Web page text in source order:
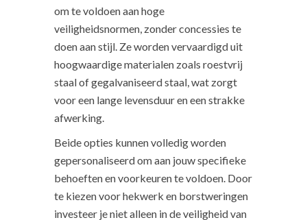
om te voldoen aan hoge
veiligheidsnormen, zonder concessies te
doen aan stijl. Ze worden vervaardigd uit
hoogwaardige materialen zoals roestvrij
staal of gegalvaniseerd staal, wat zorgt
voor een lange levensduur en een strakke
afwerking.
Beide opties kunnen volledig worden
gepersonaliseerd om aan jouw specifieke
behoeften en voorkeuren te voldoen. Door
te kiezen voor hekwerk en borstweringen
investeer je niet alleen in de veiligheid van